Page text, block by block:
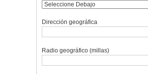
Dirección geográfica
Radio geográfico (millas)